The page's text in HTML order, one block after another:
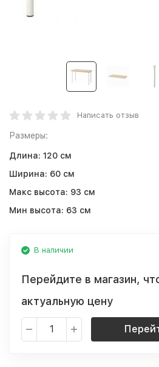
Написать отзыв
Размеры:
Длина: 120 см
Ширина: 60 см
Макс высота: 93 см
Мин высота: 63 см
В наличии
Перейдите в магазин,
актуальную цену